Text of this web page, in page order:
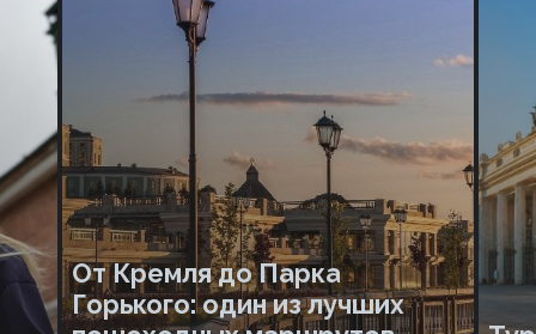
От Кремля до Парка
Горького: один из лучших